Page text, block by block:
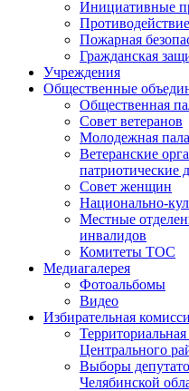
Инициативные
Пожарная
Гражданская
Учреждения
Общественные
Общественная
Совет ветеранов
Молодежная
Ветеранские
патриотические
Совет женщин
Национально-
Местные
инвалидов
Комитеты ТОС
Медиагалерея
Фотоальбомы
Видео
Избирательная
Центрального
Выборы
Челябинской